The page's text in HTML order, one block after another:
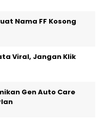
Nama FF Kosong
Viral, Jangan Klik
Gen Auto Care